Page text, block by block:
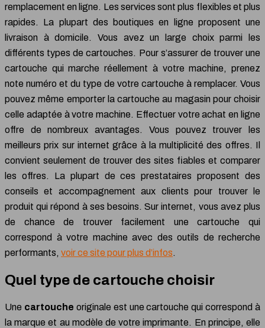
remplacement en ligne. Les services sont plus flexibles et plus
rapides. La plupart des boutiques en ligne proposent une
livraison à domicile. Vous avez un large choix parmi les
différents types de cartouches. Pour s’assurer de trouver une
cartouche qui marche réellement à votre machine, prenez
note numéro et du type de votre cartouche à remplacer. Vous
pouvez même emporter la cartouche au magasin pour choisir
celle adaptée à votre machine. Effectuer votre achat en ligne
offre de nombreux avantages. Vous pouvez trouver les
meilleurs prix sur internet grâce à la multiplicité des offres. Il
convient seulement de trouver des sites fiables et comparer
les offres. La plupart de ces prestataires proposent des
conseils et accompagnement aux clients pour trouver le
produit qui répond à ses besoins. Sur internet, vous avez plus
de chance de trouver facilement une cartouche qui
correspond à votre machine avec des outils de recherche
performants, voir ce site pour plus d’infos.
Quel type de cartouche choisir
Une cartouche originale est une cartouche qui correspond à
la marque et au modèle de votre imprimante. En principe, elle